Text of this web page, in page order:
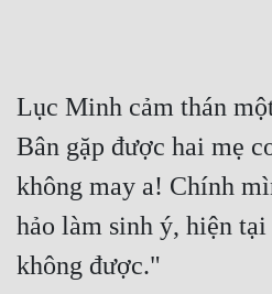
Lục Minh cảm thán
Bân gặp được hai mẹ
không may a! Chính
hảo làm sinh ý, hiện
không được."